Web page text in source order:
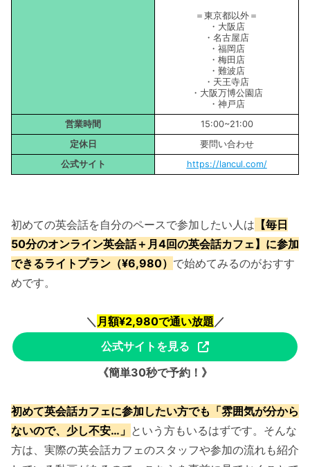
＝東京都以外＝
・大阪店
・名古屋店
・福岡店
・梅田店
・難波店
・天王寺店
・大阪万博公園店
・神戸店
営業時間
15:00~21:00
定休日
要問い合わせ
公式サイト
https://lancul.com/
初めての英会話を自分のペースで参加したい人は 【毎日
50分のオンライン英会話＋月4回の英会話カフェ】に参加
できるライトプラン（¥6,980） で始めてみるのがおすす
めです。
＼ 月額¥2,980で通い放題／
公式サイトを見る
《簡単30秒で予約！》
初めて英会話カフェに参加したい方でも「雰囲気が分から
ないので、少し不安…」 という方もいるはずです。そんな
方は、実際の英会話カフェのスタッフや参加の流れも紹介